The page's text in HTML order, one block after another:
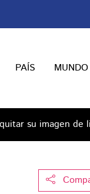
PAÍS MUNDO
su imagen